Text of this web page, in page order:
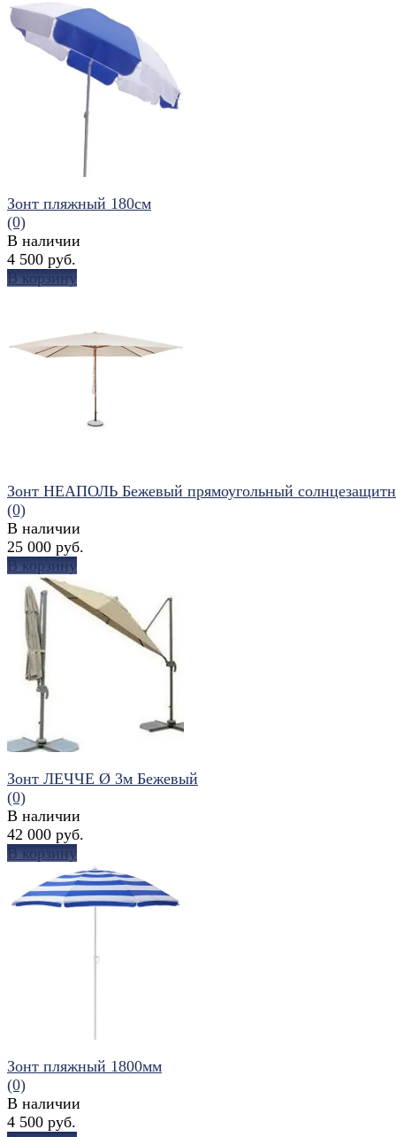
сравнить
сравнить
Зонт пляжный 180см
(0)
В наличии
4 500 руб.
В корзину
избранное
Зонт НЕАПОЛЬ Бежевый прямоугольный
(0)
В наличии
25 000 руб.
В корзину
Зонт ЛЕЧЧЕ Ø 3м Бежевый
(0)
В наличии
42 000 руб.
В корзину
Зонт пляжный 1800мм
(0)
В наличии
4 500 руб.